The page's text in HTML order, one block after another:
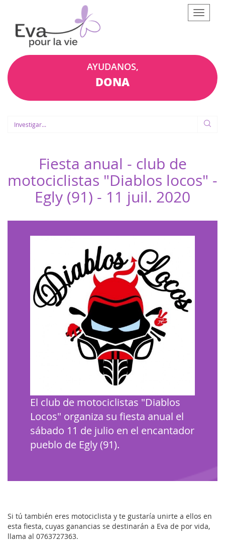
Afficher
le
AYUDANOS,
DONA
Fiesta anual - club de
motociclistas "Diablos locos" -
Egly (91) - 11 juil. 2020
El club de motociclistas "Diablos
Locos" organiza su fiesta anual el
sábado 11 de julio en el encantador
pueblo de Egly (91).
Si tú también eres motociclista y te gustaría unirte a ellos en
esta fiesta, cuyas ganancias se destinarán a Eva de por vida,
llama al 0763727363.